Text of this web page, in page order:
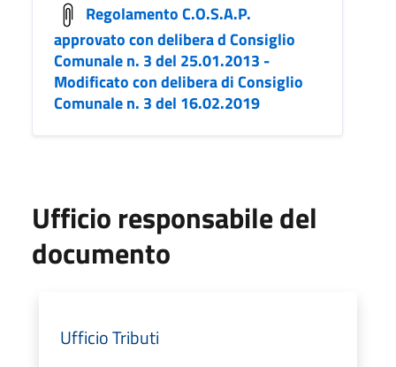
Regolamento C.O.S.A.P.
approvato con delibera d Consiglio
Comunale n. 3 del 25.01.2013 -
Modificato con delibera di Consiglio
Comunale n. 3 del 16.02.2019
Ufficio responsabile del
documento
Ufficio Tributi